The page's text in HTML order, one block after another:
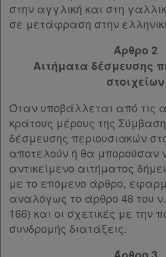
πακέτα
Παροχές
συνδρομητές
Ενεργοί
συνδρομητές
Τα
αγαπημένα
μου
Παρ.2
Παρ.3
Παρ.4
Παρ.5
Παρ.6
Άρθρο 23 [-]
Παρ.1
Παρ.2
Παρ.3
Παρ.4
Παρ.5
Άρθρο 24
[-]
Παρ.1
Παρ.2
Παρ.3
στην αγγλική και στη
σε μετάφραση στην
Άρθρο 2
Αιτήματα δέσμευσης
στοιχείων
Όταν υποβάλλεται από τις
κράτους μέρους της
δέσμευσης περιουσιακών
αποτελούν ή θα μπορούσαν
αντικείμενο αιτήματος
με το επόμενο άρθρο,
αναλόγως το άρθρο 48 του ν.
166) και οι σχετικές με την
συνδρομής διατάξεις.